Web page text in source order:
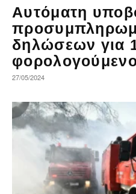
Αυτόματη
δηλώσεων για
27/05/2024